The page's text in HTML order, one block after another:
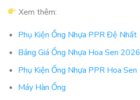
Xem thêm:
Phụ Kiện Ống Nhựa PPR Đệ Nhất
Bảng Giá Ống Nhựa Hoa Sen 2026
Phụ Kiện Ống Nhựa PPR Hoa Sen
Máy Hàn Ống